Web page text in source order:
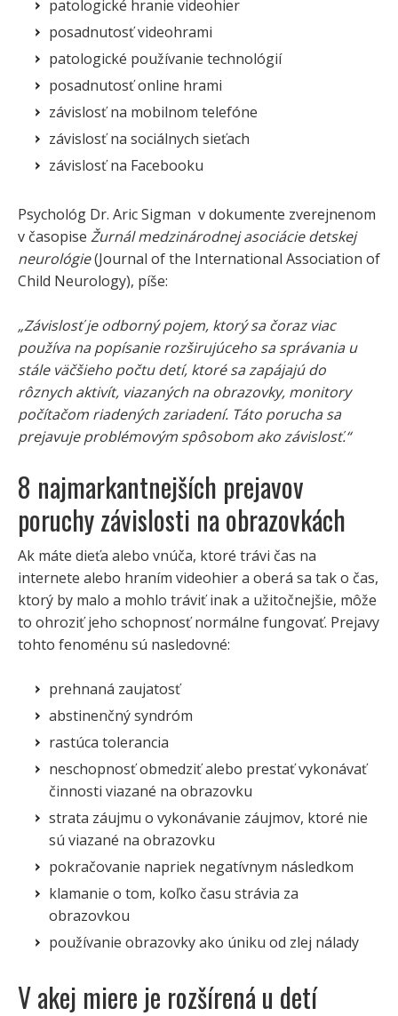
patologické hranie videohier
posadnutosť videohrami
patologické používanie technológií
posadnutosť online hrami
závislosť na mobilnom telefóne
závislosť na sociálnych sieťach
závislosť na Facebooku
Psychológ Dr. Aric Sigman v dokumente zverejnenom
v časopise Žurnál medzinárodnej asociácie detskej
neurológie(Journal of the International Association of
Child Neurology), píše:
„Závislosť je odborný pojem, ktorý sa čoraz viac
používa na popísanie rozširujúceho sa správania u
stále väčšieho počtu detí, ktoré sa zapájajú do
rôznych aktivít, viazaných na obrazovky, monitory
počítačom riadených zariadení. Táto porucha sa
prejavuje problémovým spôsobom ako závislosť.“
8 najmarkantnejších prejavov
poruchy závislosti na obrazovkách
Ak máte dieťa alebo vnúča, ktoré trávi čas na
internete alebo hraním videohier a oberá sa tak o čas,
ktorý by malo a mohlo tráviť inak a užitočnejšie, môže
to ohroziť jeho schopnosť normálne fungovať. Prejavy
tohto fenoménu sú nasledovné:
prehnaná zaujatosť
abstinenčný syndróm
rastúca tolerancia
neschopnosť obmedziť alebo prestať vykonávať
činnosti viazané na obrazovku
strata záujmu o vykonávanie záujmov, ktoré nie
sú viazané na obrazovku
pokračovanie napriek negatívnym následkom
klamanie o tom, koľko času strávia za
obrazovkou
používanie obrazovky ako úniku od zlej nálady
V akej miere je rozšírená u detí